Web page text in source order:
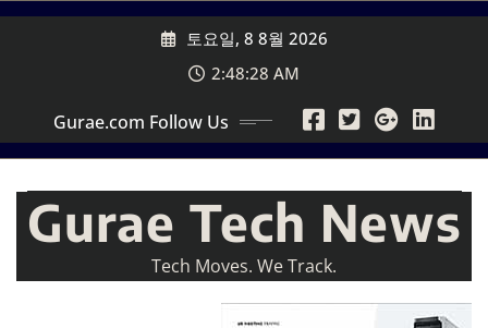
Skip
토요일, 8 8월 2026
2:48:29 AM
Gurae.com Follow Us
Gurae Tech News
Tech Moves. We Track.